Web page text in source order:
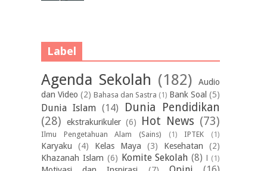
Label
Agenda Sekolah (182)
Audio
dan Video (2) Bahasa dan Sastra (1) Bank Soal (5)
Dunia Islam (14)
Dunia Pendidikan
(28)
ekstrakurikuler (6) Hot News (73)
Ilmu Pengetahuan Alam (Sains) (1) IPTEK (1)
Karyaku (4) Kelas Maya (3) Kesehatan
(2)
Khazanah Islam (6) Komite Sekolah (8) (1)